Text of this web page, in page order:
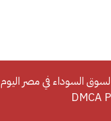
السوداء في مصر اليوم 365
DMCA